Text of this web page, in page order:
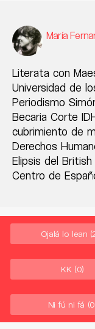
María
Literata con
Universidad de
Periodismo
Becaria Corte
cubrimiento de
Derechos
Elipsis del
Centro de
Ojalá lo lean
KK (0)
Ni fú ni fá